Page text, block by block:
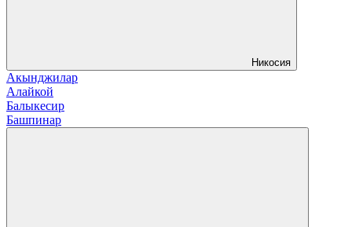
Никосия
Акынджилар
Алайкой
Балыкесир
Башпинар